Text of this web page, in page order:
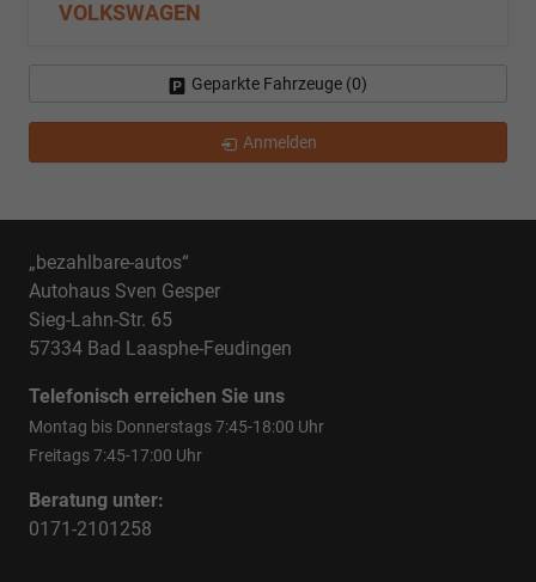
VOLKSWAGEN
Geparkte Fahrzeuge (0)
Anmelden
„bezahlbare-autos“
Autohaus Sven Gesper
Sieg-Lahn-Str. 65
57334 Bad Laasphe-Feudingen
Telefonisch erreichen Sie uns
Montag bis Donnerstags 7:45-18:00 Uhr
Freitags 7:45-17:00 Uhr
Beratung unter:
0171-2101258